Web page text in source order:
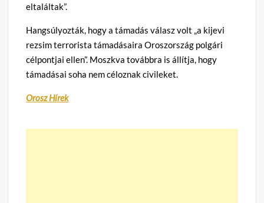
eltaláltak”.
Hangsúlyozták, hogy a támadás válasz volt „a kijevi
rezsim terrorista támadásaira Oroszország polgári
célpontjai ellen”. Moszkva továbbra is állítja, hogy
támadásai soha nem céloznak civileket.
Orosz Hírek